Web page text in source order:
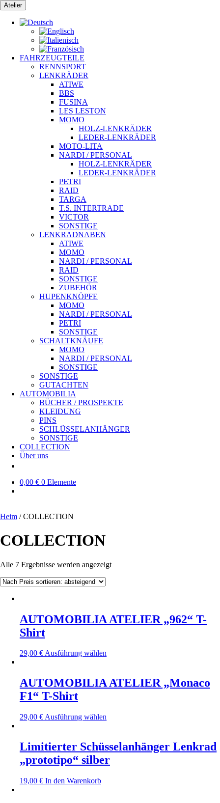
Zum
Inhalt
springen
Atelier
FAHRZEUGTEILE
RENNSPORT
LENKRÄDER
ATIWE
BBS
FUSINA
LES LESTON
MOMO
HOLZ-LENKRÄDER
LEDER-LENKRÄDER
MOTO-LITA
NARDI / PERSONAL
HOLZ-LENKRÄDER
LEDER-LENKRÄDER
PETRI
RAID
TARGA
T.S. INTERTRADE
VICTOR
SONSTIGE
LENKRADNABEN
ATIWE
MOMO
NARDI / PERSONAL
RAID
SONSTIGE
ZUBEHÖR
HUPENKNÖPFE
MOMO
NARDI / PERSONAL
PETRI
SONSTIGE
SCHALTKNÄUFE
MOMO
NARDI / PERSONAL
SONSTIGE
SONSTIGE
GUTACHTEN
AUTOMOBILIA
BÜCHER / PROSPEKTE
KLEIDUNG
PINS
SCHLÜSSELANHÄNGER
SONSTIGE
COLLECTION
Über uns
0,00 € 0 Elemente
Heim / COLLECTION
COLLECTION
Alle 7 Ergebnisse werden angezeigtNach
AUTOMOBILIA ATELIER „962“ T-
Shirt
29,00 €Ausführung wählen
mehrere
Varianten
können
Produktseite
gewählt
werden
AUTOMOBILIA ATELIER „Monaco
F1“ T-Shirt
29,00 € Ausführung wählen
mehrere
Varianten
auf.
Limitierter Schüsselanhänger Lenkrad
„prototipo“ silber
19,00 € In den Warenkorb